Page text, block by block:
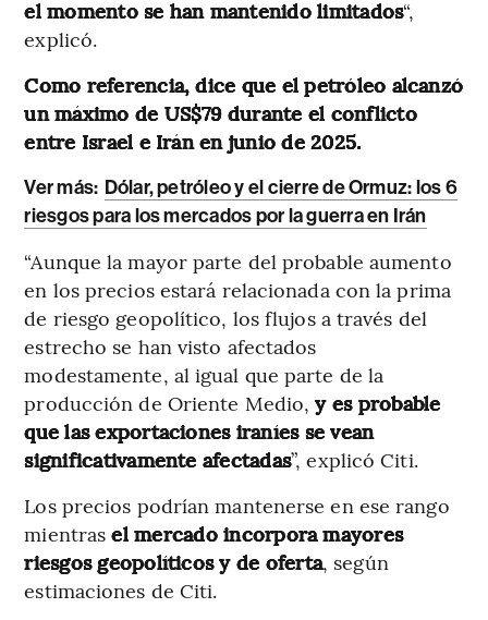
el momento se han mantenido limitados“,
explicó.
Como referencia, dice que el petróleo alcanzó
un máximo de US$79 durante el conflicto
entre Israel e Irán en junio de 2025.
Ver más: Dólar, petróleo y el cierre de Ormuz: los 6
riesgos para los mercados por la guerra en Irán
“Aunque la mayor parte del probable aumento
en los precios estará relacionada con la prima
de riesgo geopolítico, los flujos a través del
estrecho se han visto afectados
modestamente, al igual que parte de la
producción de Oriente Medio, y es probable
que las exportaciones iraníes se vean
significativamente afectadas”, explicó Citi.
Los precios podrían mantenerse en ese rango
mientras el mercado incorpora mayores
riesgos geopolíticos y de oferta, según
estimaciones de Citi.